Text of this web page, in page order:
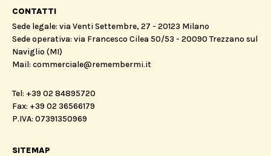
CONTATTI
Sede legale: via Venti Settembre, 27 - 20123 Milano
Sede operativa: via Francesco Cilea 50/53 - 20090 Trezzano sul
Naviglio (MI)
Mail: commerciale@remembermi.it
Tel: +39 02 84895720
Fax: +39 02 36566179
P.IVA: 07391350969
SITEMAP